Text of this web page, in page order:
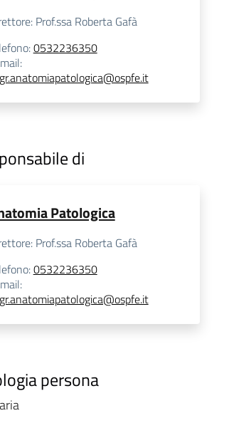
Prof.ssa Roberta Gafà
:0532236350
:
di
Patologica
Prof.ssa Roberta Gafà
:0532236350
:
persona